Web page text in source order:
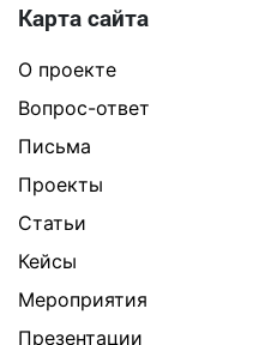
Карта сайта
О проекте
Вопрос-ответ
Письма
Проекты
Статьи
Кейсы
Мероприятия
Презентации